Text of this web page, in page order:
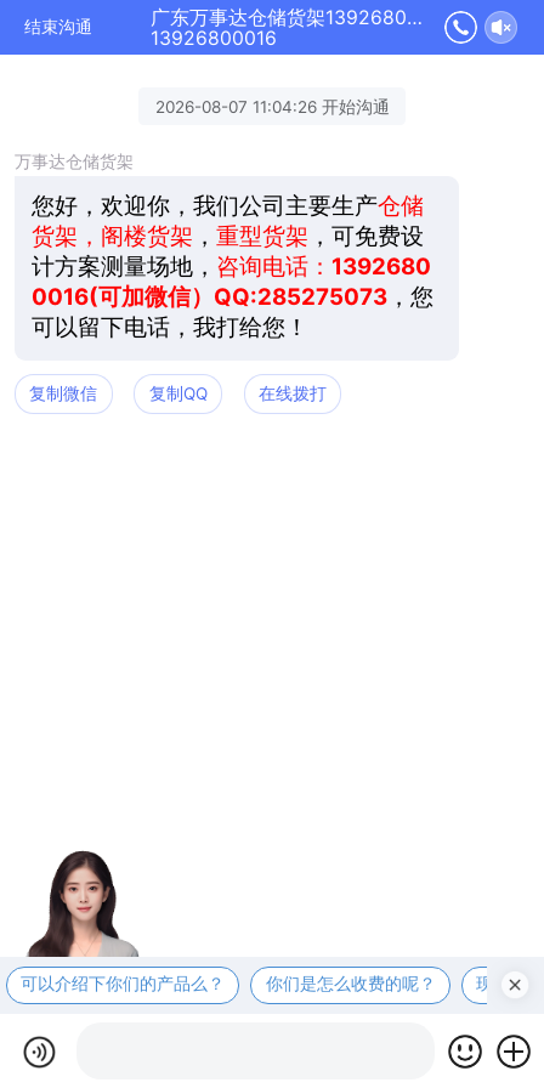
结束沟通
广东万事达仓储货架13926800016正在为您服务
13926800016
2026-08-07 11:04:26 开始沟通
万事达仓储货架
您好，欢迎你，我们公司主要生产仓储
货架，阁楼货架 ， 重型货架 ，可免费设
计方案测量场地， 咨询电话： 1392680
0016(可加微信）QQ:285275073，您
可以留下电话，我打给您！
复制微信 复制QQ 在线拨打
可以介绍下你们的产品么？ 你们是怎么收费的呢？ 现在有